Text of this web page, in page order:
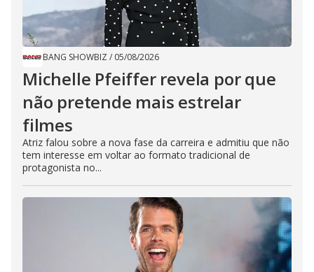
BANG SHOWBIZ / 05/08/2026
Michelle Pfeiffer revela por que
não pretende mais estrelar
filmes
Atriz falou sobre a nova fase da carreira e admitiu que não
tem interesse em voltar ao formato tradicional de
protagonista no...